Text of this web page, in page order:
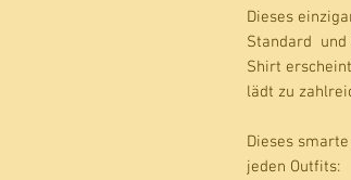
Dieses
Standard und
Shirt
lädt zu
Dieses smarte
jeden Outfits: